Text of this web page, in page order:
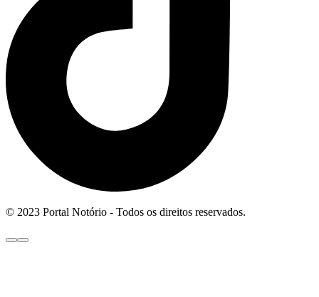
© 2023 Portal Notório - Todos os direitos reservados.